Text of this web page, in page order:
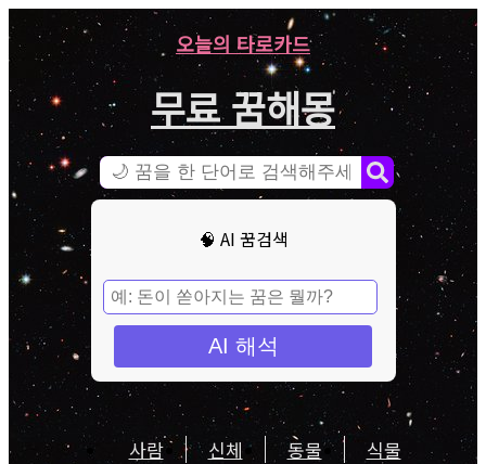
오늘의 타로카드
무료 꿈해몽
🧠 AI 꿈검색
AI 해석
사람 신체 동물 식물